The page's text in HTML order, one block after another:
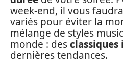
week-end, il vous
variés pour éviter la
mélange de styles
monde : des
dernières tendances.